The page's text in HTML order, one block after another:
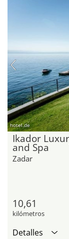
hotel.de
Ikador
and Spa
Zadar
10,61
kilómetros
Detalles